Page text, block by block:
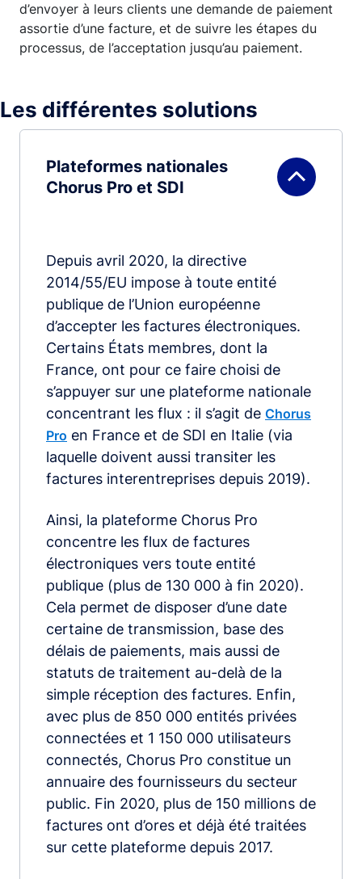
d’envoyer à leurs clients une demande de paiement
assortie d’une facture, et de suivre les étapes du
processus, de l’acceptation jusqu’au paiement.
Les différentes solutions
Plateformes nationales
Chorus Pro et SDI
Depuis avril 2020, la directive
2014/55/EU impose à toute entité
publique de l’Union européenne
d’accepter les factures électroniques.
Certains États membres, dont la
France, ont pour ce faire choisi de
s’appuyer sur une plateforme nationale
concentrant les flux : il s’agit de Chorus
Pro en France et de SDI en Italie (via
laquelle doivent aussi transiter les
factures interentreprises depuis 2019).
Ainsi, la plateforme Chorus Pro
concentre les flux de factures
électroniques vers toute entité
publique (plus de 130 000 à fin 2020).
Cela permet de disposer d’une date
certaine de transmission, base des
délais de paiements, mais aussi de
statuts de traitement au-delà de la
simple réception des factures. Enfin,
avec plus de 850 000 entités privées
connectées et 1 150 000 utilisateurs
connectés, Chorus Pro constitue un
annuaire des fournisseurs du secteur
public. Fin 2020, plus de 150 millions de
factures ont d’ores et déjà été traitées
sur cette plateforme depuis 2017.